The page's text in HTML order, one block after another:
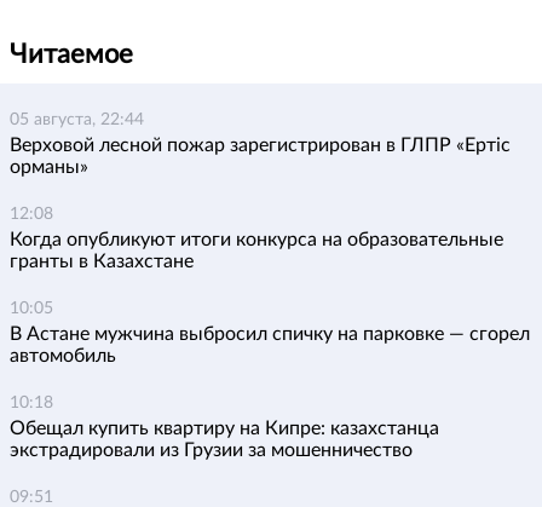
Читаемое
05 августа, 22:44
Верховой лесной пожар зарегистрирован в ГЛПР «Ертіс
орманы»
12:08
Когда опубликуют итоги конкурса на образовательные
гранты в Казахстане
10:05
В Астане мужчина выбросил спичку на парковке — сгорел
автомобиль
10:18
Обещал купить квартиру на Кипре: казахстанца
экстрадировали из Грузии за мошенничество
09:51